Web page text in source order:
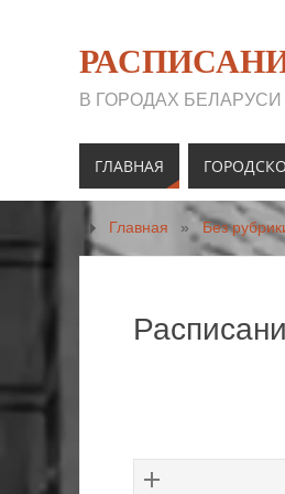
В ГОРОДАХ БЕЛАРУСИ
ГЛАВНАЯ
Главная » Без